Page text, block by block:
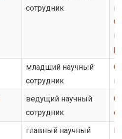
сотрудник
младший научный
сотрудник
ведущий научный
сотрудник
главный научный